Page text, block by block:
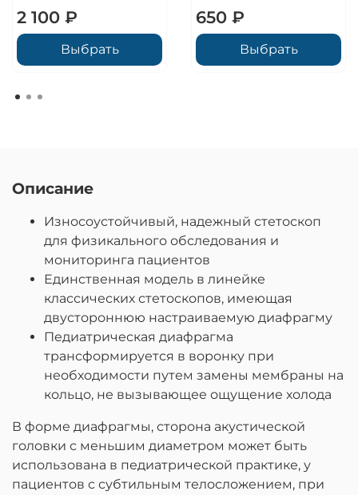
2 100 ₽
Выбрать
650 ₽
Выбрать
Описание
Износоустойчивый, надежный стетоскоп
для физикального обследования и
мониторинга пациентов
Единственная модель в линейке
классических стетоскопов, имеющая
двустороннюю настраиваемую диафрагму
Педиатрическая диафрагма
трансформируется в воронку при
необходимости путем замены мембраны на
кольцо, не вызывающее ощущение холода
В форме диафрагмы, сторона акустической
головки с меньшим диаметром может быть
использована в педиатрической практике, у
пациентов с субтильным телосложением, при